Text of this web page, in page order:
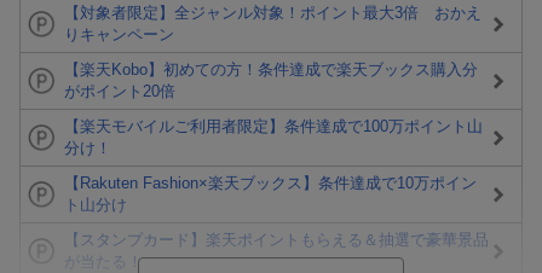
【対象者限定】全ジャンル対象！ポイント最大3倍 おかえ
りキャンペーン
【楽天Kobo】初めての方！条件達成で楽天ブックス購入分
がポイント20倍
【楽天モバイルご利用者限定】条件達成で100万ポイント山
分け！
【Rakuten Fashion×楽天ブックス】条件達成で10万ポイン
ト山分け
【スタンプカード】楽天ポイントもらえる＆抽選で豪華景品
が当たる！